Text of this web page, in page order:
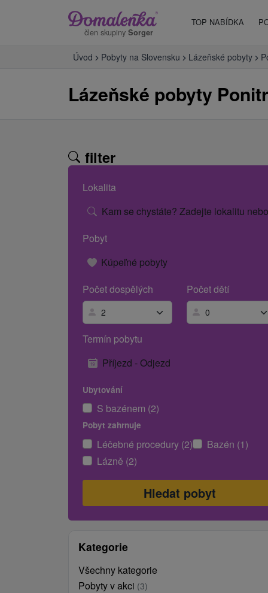
člen skupiny Sorger
TOP NABÍDKA
Úvod Pobyty na Slovensku Lázeňské pobyty
Lázeňské pobyty
filter
Lokalita
Kam se chystáte? Zadejte lokalitu nebo
Pobyt
Kúpeľné pobyty
Počet dospělých
Počet dětí
Termín pobytu
Příjezd - Odjezd
Ubytování
S bazénem (2)
Pobyt zahrnuje
Léčebné procedury (2)
Bazén (1)
Lázně (2)
Kategorie
Všechny kategorie
Pobyty v akci (3)